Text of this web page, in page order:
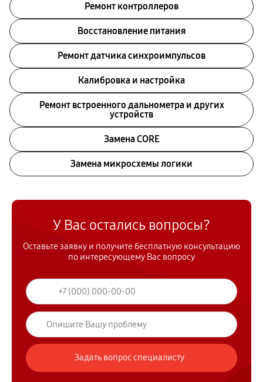
Ремонт контроллеров
Восстановление питания
Ремонт датчика синхроимпульсов
Калибровка и настройка
Ремонт встроенного дальнометра и других
устройств
Замена CORE
Замена микросхемы логики
У Вас остались вопросы?
Оставьте заявку и получите бесплатную консультацию
по интересующему Вас вопросу